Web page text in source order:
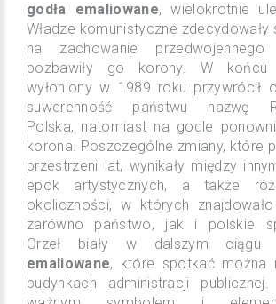
godła emaliowane, wielokrotnie
Władze komunistyczne zdecydowały
na zachowanie
pozbawiły go korony. W końcu
wyłoniony w 1989 roku przywrócił
suwerenność państwu nazwę
Polska, natomiast na godle
korona. Poszczególne zmiany, które
przestrzeni lat, wynikały między
epok artystycznych, a także
okoliczności, w których
zarówno państwo, jak i polskie
Orzeł biały w dalszym
emaliowane, które spotkać można
budynkach administracji